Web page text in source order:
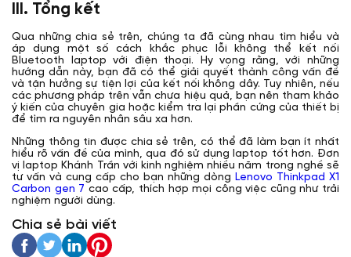
III. Tổng kết
Qua những chia sẻ trên, chúng ta đã cùng nhau tìm hiểu và
áp dụng một số cách khắc phục lỗi không thể kết nối
Bluetooth laptop với điện thoại. Hy vọng rằng, với những
hướng dẫn này, bạn đã có thể giải quyết thành công vấn đề
và tận hưởng sự tiện lợi của kết nối không dây. Tuy nhiên, nếu
các phương pháp trên vẫn chưa hiệu quả, bạn nên tham khảo
ý kiến của chuyên gia hoặc kiểm tra lại phần cứng của thiết bị
để tìm ra nguyên nhân sâu xa hơn.
Những thông tin được chia sẻ trên, có thể đã làm bạn ít nhất
hiểu rõ vấn đề của mình, qua đó sử dụng laptop tốt hơn. Đơn
vị laptop Khánh Trần với kinh nghiệm nhiều năm trong nghề sẽ
tư vấn và cung cấp cho bạn những dòng Lenovo Thinkpad X1
Carbon gen 7 cao cấp, thích hợp mọi công việc cũng như trải
nghiệm người dùng.
Chia sẻ bài viết